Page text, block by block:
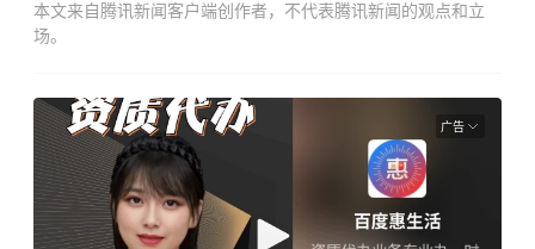
本文来自腾讯新闻客户端创作者，不代表腾讯新闻的观点和立
场。
广告